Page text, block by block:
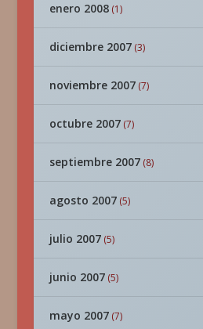
enero 2008(1)
diciembre 2007(3)
noviembre 2007(7)
octubre 2007(7)
septiembre 2007(8)
agosto 2007(5)
julio 2007(5)
junio 2007(5)
mayo 2007(7)